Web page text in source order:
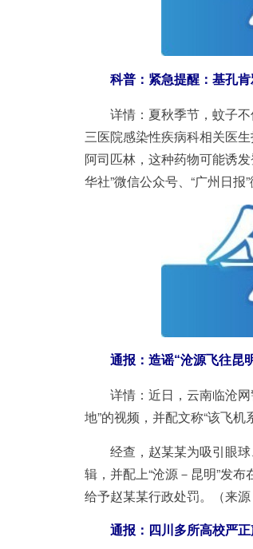
科普：紧急提醒：基孔
详情： 夏秋季节，蚊子
三医院感染性疾病科相关医
阿司匹林，这种药物可能诱
华社”微信公众号、“广州日报”
通报：造谣“沧源飞往昆
详情： 近日，云南临沧
地”的视频，并配文称“该飞
经查，赵某某为吸引眼球
辑，并配上“沧源－昆明”发
给予赵某某行政处罚。（来源
通报：四川多所高校严正